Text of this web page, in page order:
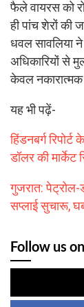
फैले वायरस को
ही पांच शेरों की
धवल सावलिया ने
अधिकारियों से
केवल नकारात्मक
यह भी पढ़ें-
हिंडनबर्ग
डॉलर की मार्केट
गुजरात: पेट्रोल-
सप्लाई सुचारू,
Follow us